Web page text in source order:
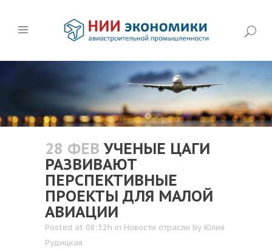
28 ФЕВ УЧЕНЫЕ ЦАГИ
РАЗВИВАЮТ
ПЕРСПЕКТИВНЫЕ
ПРОЕКТЫ ДЛЯ МАЛОЙ
АВИАЦИИ
Posted at 08:32h in Новости отрасли by Юлия
Рудицкая